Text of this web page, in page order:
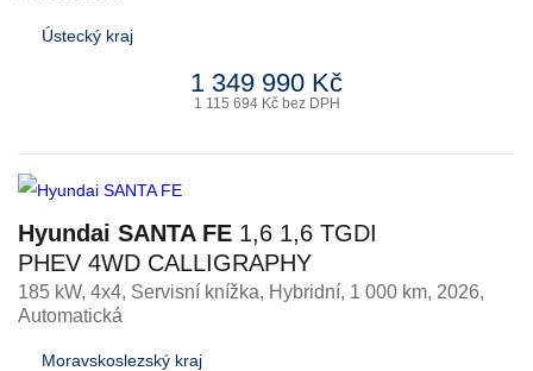
Ústecký kraj
1 349 990 Kč
1 115 694 Kč bez DPH
Hyundai SANTA FE 1,6 1,6 TGDI
PHEV 4WD CALLIGRAPHY
185 kW, 4x4, Servisní knížka, Hybridní, 1 000 km, 2026,
Automatická
Moravskoslezský kraj